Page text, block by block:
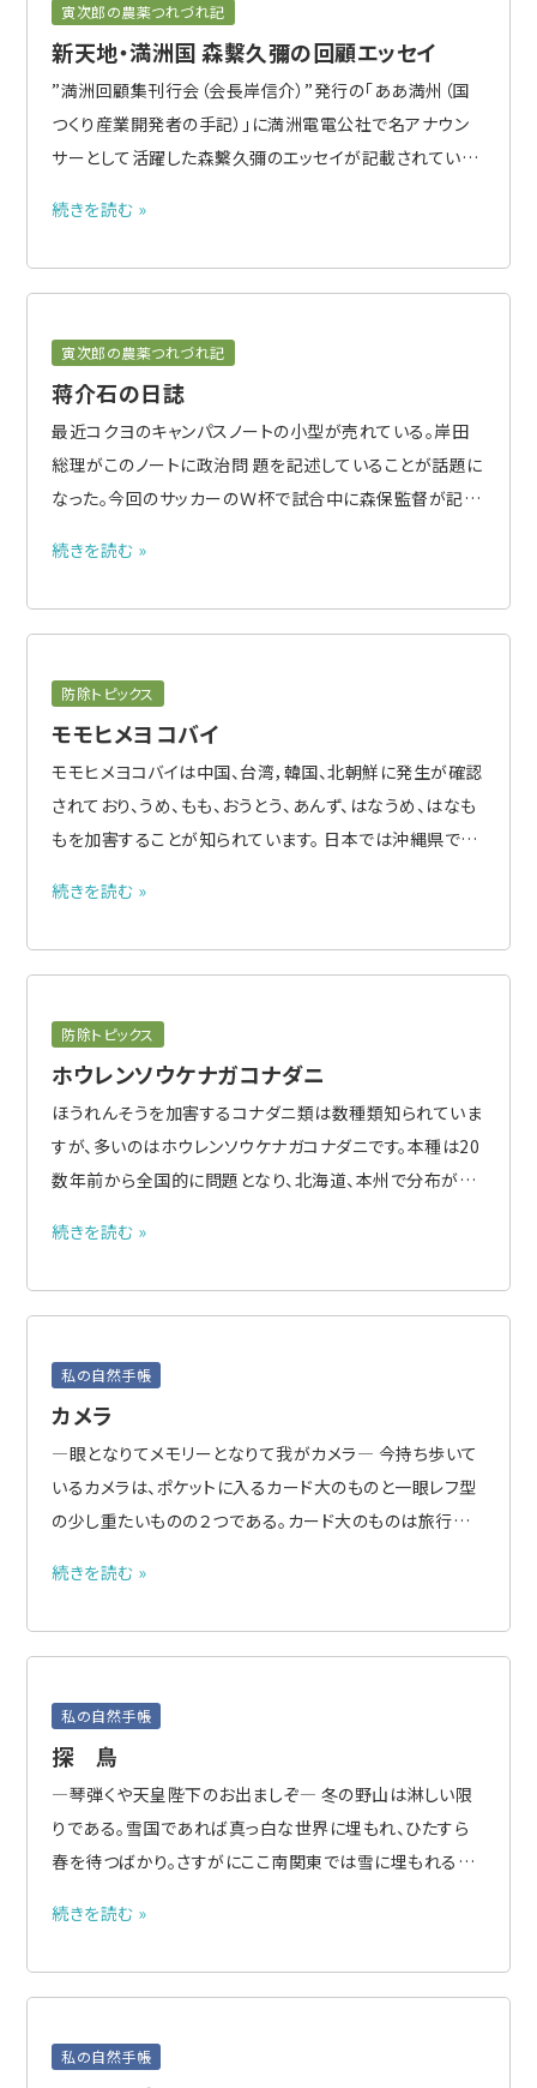
寅次郎の農薬つれづれ記
新天地・満洲国 森繫久彌の回顧エッセイ
”満洲回顧集刊行会（会長岸信介）”発行の「ああ満州（国
つくり産業開発者の手記）」に満洲電電公社で名アナウン
サーとして活躍した森繫久彌のエッセイが記載されてい
の手術を受けた直後だったので即時帰郷となった。翌1940
のアナウン..
続きを読む »
寅次郎の農薬つれづれ記
蒋介石の日誌
最近コクヨのキャンパスノートの小型が売れている。岸田
総理がこのノートに政治問 題を記述していることが話題に
なった。今回のサッカーのＷ杯で試合中に森保監督が記録
以前、政治評論家の竹村健一が黒い手帳を振りかざして
い出す。岸..
続きを読む »
防除トピックス
モモヒメヨコバイ
モモヒメヨコバイは中国、台湾，韓国、北朝鮮に発生が確認
されており、うめ、もも、おうとう、あんず、はなうめ、はなも
もを加害することが知られています。 日本では沖縄県での
された以、降現在まで、栃木県、群馬県、埼玉県、東京都、神
県、..
続きを読む »
防除トピックス
ホウレンソウケナガコナダニ
ほうれんそうを加害するコナダニ類は数種類知られていま
すが、多いのはホウレンソウケナガコナダニです。本種は20
数年前から全国的に問題となり、北海道、本州で分布が確
んじん、キャベツ、とうもろこし等多くの作物に寄生します
ソ..
続きを読む »
私の自然手帳
カメラ
―眼となりてメモリーとなりて我がカメラ― 今持ち歩いて
いるカメラは、ポケットに入るカード大のものと一眼レフ型
の少し重たいものの２つである。カード大のものは旅行に
グに入れてゆく。一眼レフ型の方は、出かける前から草花や
で自動焦..
続きを読む »
私の自然手帳
探 鳥
―琴弾くや天皇陛下のお出ましぞ― 冬の野山は淋しい限
りである。雪国であれば真っ白な世界に埋もれ、ひたすら
春を待つばかり。さすがにここ南関東では雪に埋もれるこ
樹はすっかり裸になって、山肌は斑な剥げ坊主のよう。地上
なる。目をひく花..
続きを読む »
私の自然手帳